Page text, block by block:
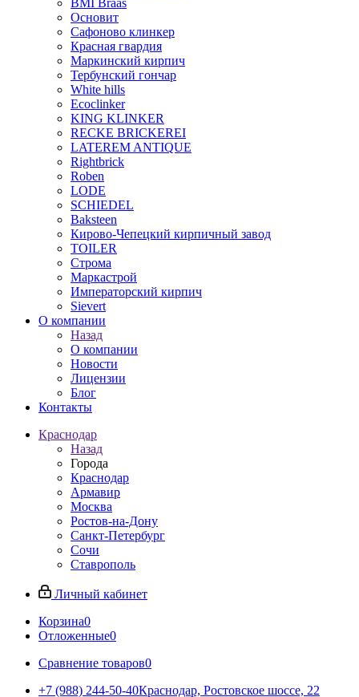
BMI Braas
Основит
Сафоново клинкер
Красная гвардия
Маркинский кирпич
Тербунский гончар
White hills
Ecoclinker
KING KLINKER
RECKE BRICKEREI
LATEREM ANTIQUE
Rightbrick
Roben
LODE
SCHIEDEL
Baksteen
Кирово-Чепецкий кирпичный завод
TOILER
Строма
Маркастрой
Императорский кирпич
Sievert
О компании
Назад
О компании
Новости
Лицензии
Блог
Контакты
Краснодар
Назад
Города
Краснодар
Армавир
Москва
Ростов-на-Дону
Санкт-Петербург
Сочи
Ставрополь
Личный кабинет
Корзина0
Отложенные0
Сравнение товаров0
+7 (988) 244-50-40Краснодар, Ростовское шоссе, 22